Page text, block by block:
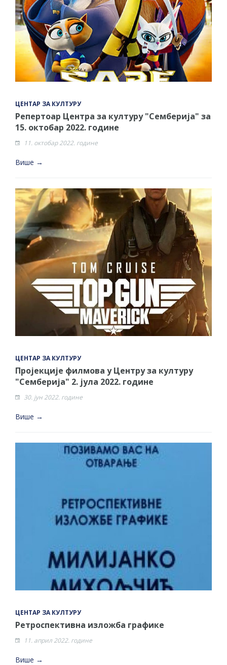
ЦЕНТАР ЗА КУЛТУРУ
Репертоар Центра за културу "Семберија" за
15. октобар 2022. године
11. октобар 2022. године
Више →
ЦЕНТАР ЗА КУЛТУРУ
Пројекције филмова у Центру за културу
"Семберија" 2. јула 2022. године
30. јун 2022. године
Више →
ЦЕНТАР ЗА КУЛТУРУ
Ретроспективна изложба графике
11. април 2022. године
Више →